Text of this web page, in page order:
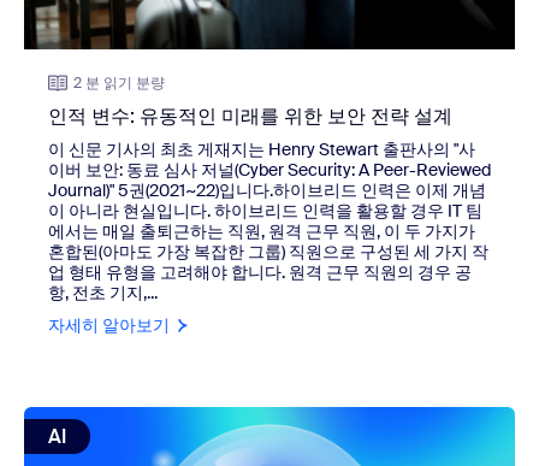
2 분 읽기 분량
인적 변수: 유동적인 미래를 위한 보안 전략 설계
이 신문 기사의 최초 게재지는 Henry Stewart 출판사의 "사
이버 보안: 동료 심사 저널(Cyber ​​Security: A Peer-Reviewed
Journal)" 5권(2021~22)입니다.하이브리드 인력은 이제 개념
이 아니라 현실입니다. 하이브리드 인력을 활용할 경우 IT 팀
에서는 매일 출퇴근하는 직원, 원격 근무 직원, 이 두 가지가
혼합된(아마도 가장 복잡한 그룹) 직원으로 구성된 세 가지 작
업 형태 유형을 고려해야 합니다. 원격 근무 직원의 경우 공
항, 전초 기지,...
자세히 알아보기
view: 예측 AI의 위력과 이것이 전체 산업을 혁신시키는 방식
AI